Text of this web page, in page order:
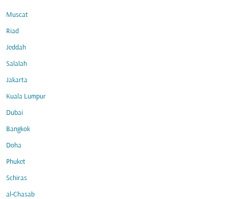
Muscat
Riad
Jeddah
Salalah
Jakarta
Kuala Lumpur
Dubai
Bangkok
Doha
Phuket
Schiras
al-Chasab